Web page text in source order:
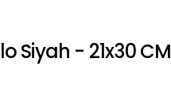
Siyah - 21x30 CM